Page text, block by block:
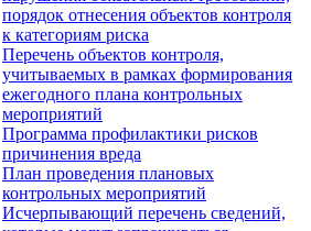
порядок отнесения объектов контроля
к категориям риска
Перечень объектов контроля,
учитываемых в рамках формирования
ежегодного плана контрольных
мероприятий
Программа профилактики рисков
причинения вреда
План проведения плановых
контрольных мероприятий
Исчерпывающий перечень сведений,